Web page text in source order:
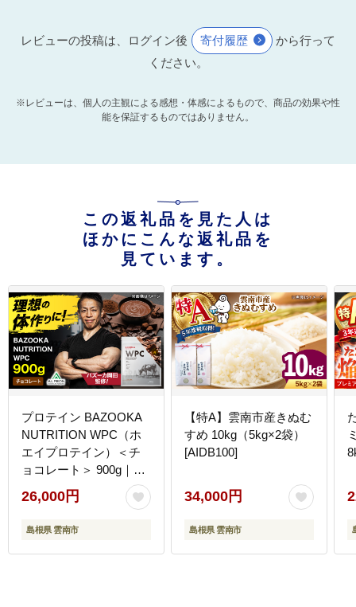
レビューの投稿は、ログイン後 寄付履歴
から行って
ください。
※レビューは、個人の主観による感想・体感によるもので、商品の効果や性
能を保証するものではありません。
この返礼品を見た人は
ほかにこんな返礼品を
見ています。
プロテイン BAZOOKA
NUTRITION WPC（ホ
エイプロテイン）＜チ
ョコレート＞ 900g｜バ
ズーカ岡田監修・植物
由来の甘味料使用・国
内製造 島根県雲南市/株
[AIEN006]
26,000円
島根県 雲南市
【特A】雲南市産きぬむ
すめ 10kg（5kg×2袋）
[AIDB100]
34,000円
島根県 雲南市